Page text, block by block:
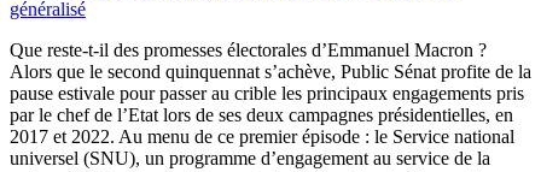
généralisé
Que reste-t-il des promesses électorales d’Emmanuel Macron ?
Alors que le second quinquennat s’achève, Public Sénat profite de la
pause estivale pour passer au crible les principaux engagements pris
par le chef de l’Etat lors de ses deux campagnes présidentielles, en
2017 et 2022. Au menu de ce premier épisode : le Service national
universel (SNU), un programme d’engagement au service de la